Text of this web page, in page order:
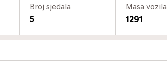
Broj sjedala
5
Masa
1291